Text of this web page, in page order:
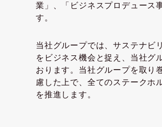
業」、「ビジネスプロデュース
す。
当社グループでは、サステナビ
をビジネス機会と捉え、当社グ
おります。当社グループを取り
慮した上で、全てのステークホ
を推進します。